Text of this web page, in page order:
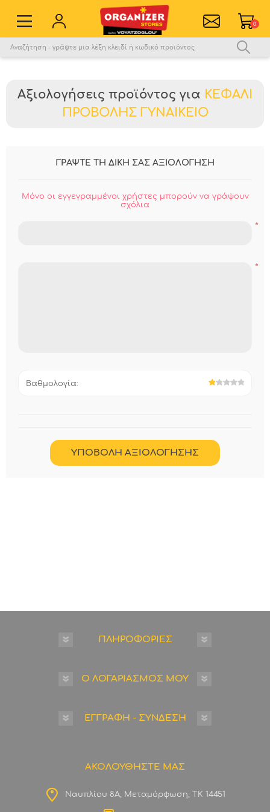
0
Αγαπημένα 0
Σύγκριση
Αξιολογήσεις προϊόντος για ΚΕΦΑΛΙ
ΠΡΟΒΟΛΗΣ ΓΥΝΑΙΚΕΙΟ
ΓΡΑΨΤΕ ΤΗ ΔΙΚΗ ΣΑΣ ΑΞΙΟΛΟΓΗΣΗ
Μόνο οι εγγεγραμμένοι χρήστες μπορούν να γράψουν
σχόλια
*
*
Βαθμολογία:
ΠΛΗΡΟΦΟΡΙΕΣ
Ο ΛΟΓΑΡΙΑΣΜΟΣ ΜΟΥ
ΕΓΓΡΑΦΗ - ΣΥΝΔΕΣΗ
ΑΚΟΛΟΥΘΗΣΤΕ ΜΑΣ
Ναυπλίου 8Α, Μεταμόρφωση, ΤΚ 14451